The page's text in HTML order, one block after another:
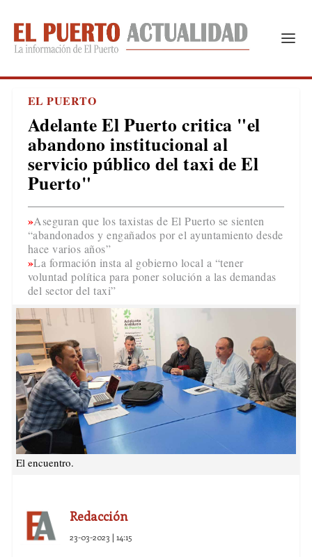
EL PUERTO
Adelante El Puerto critica "el
abandono institucional al
servicio público del taxi de El
Puerto"
Aseguran que los taxistas de El Puerto se sienten
“abandonados y engañados por el ayuntamiento desde
hace varios años”
La formación insta al gobierno local a “tener
voluntad política para poner solución a las demandas
del sector del taxi”
El encuentro.
Redacción
23-03-2023 | 14:15